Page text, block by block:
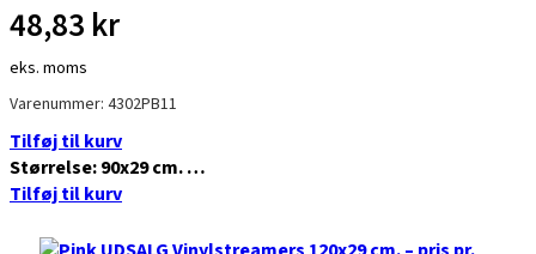
48,83 kr
eks. moms
Varenummer: 4302PB11
Tilføj til kurv
Størrelse: 90x29 cm. …
Tilføj til kurv